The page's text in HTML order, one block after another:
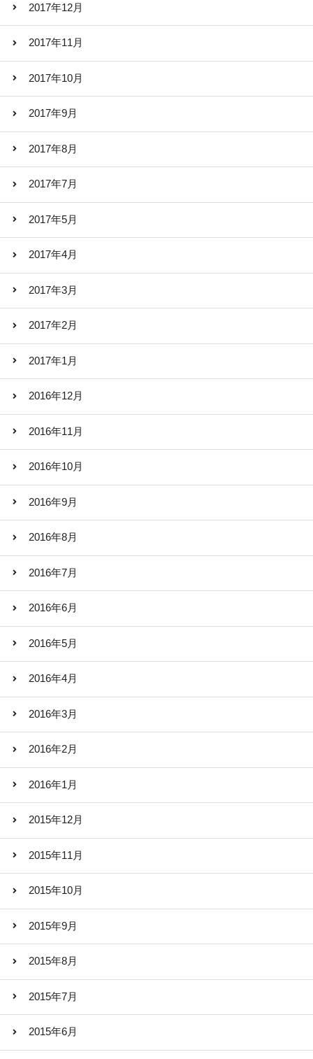
2017年12月
2017年11月
2017年10月
2017年9月
2017年8月
2017年7月
2017年5月
2017年4月
2017年3月
2017年2月
2017年1月
2016年12月
2016年11月
2016年10月
2016年9月
2016年8月
2016年7月
2016年6月
2016年5月
2016年4月
2016年3月
2016年2月
2016年1月
2015年12月
2015年11月
2015年10月
2015年9月
2015年8月
2015年7月
2015年6月